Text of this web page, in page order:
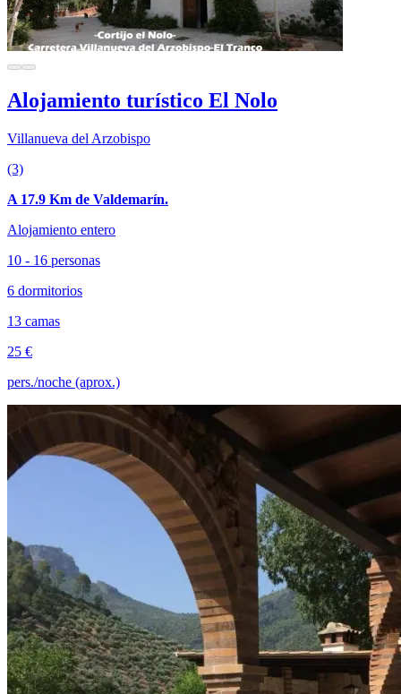
Alojamiento turístico El Nolo
Villanueva del Arzobispo
(3)
A 17.9 Km de Valdemarín.
Alojamiento entero
10 - 16 personas
6 dormitorios
13 camas
25 €
pers./noche (aprox.)